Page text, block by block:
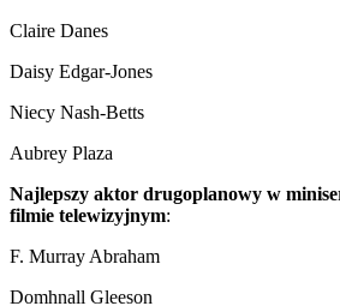
Claire Danes
Daisy Edgar-Jones
Niecy Nash-Betts
Aubrey Plaza
Najlepszy aktor drugoplanowy w
filmie telewizyjnym:
F. Murray Abraham
Domhnall Gleeson